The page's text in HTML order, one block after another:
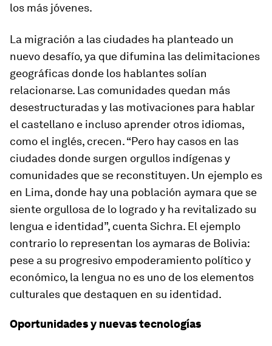
los más jóvenes.
La migración a las ciudades ha planteado un
nuevo desafío, ya que difumina las delimitaciones
geográficas donde los hablantes solían
relacionarse. Las comunidades quedan más
desestructuradas y las motivaciones para hablar
el castellano e incluso aprender otros idiomas,
como el inglés, crecen. “Pero hay casos en las
ciudades donde surgen orgullos indígenas y
comunidades que se reconstituyen. Un ejemplo es
en Lima, donde hay una población aymara que se
siente orgullosa de lo logrado y ha revitalizado su
lengua e identidad”, cuenta Sichra. El ejemplo
contrario lo representan los aymaras de Bolivia:
pese a su progresivo empoderamiento político y
económico, la lengua no es uno de los elementos
culturales que destaquen en su identidad.
Oportunidades y nuevas tecnologías